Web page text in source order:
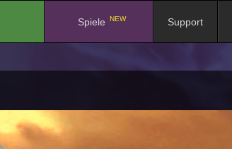
Spiele NEW Support